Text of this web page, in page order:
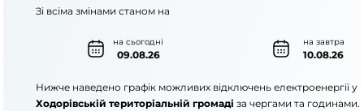
на сьогодні
09.08.26
на завтра
10.08.26
Зі всіма змінами станом на
Нижче наведено графік можливих відключень електроенергії у
Ходорівській територіальній громаді за чергами та годинами.